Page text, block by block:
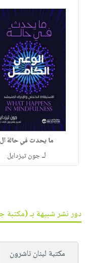
ما يحدث في حالة ال
لـجون تيزدايل
دور نشر شبيهة بـ (مكتبة
مكتبة لبنان ناشرون